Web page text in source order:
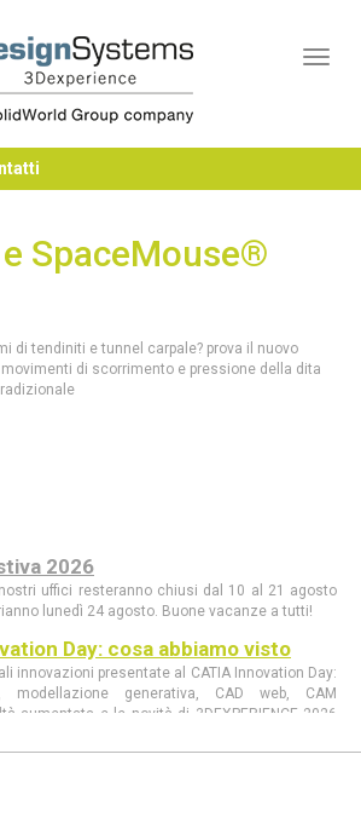
SpaceMouse®
di tendiniti e tunnel carpale? prova il nuovo
di scorrimento e pressione della dita
2026
uffici resteranno chiusi dal 10 al 21 agosto
lunedì 24 agosto. Buone vacanze a tutti!
Day: cosa abbiamo visto
innovazioni presentate al CATIA Innovation Day:
modellazione generativa, CAD web, CAM
aumentata e le novità di 3DEXPERIENCE 2026
Day 2026 come AI, 3DEXPERIENCE e